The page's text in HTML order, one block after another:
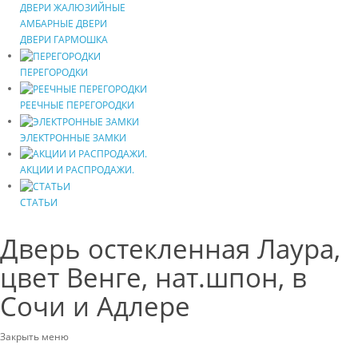
ДВЕРИ ЖАЛЮЗИЙНЫЕ
АМБАРНЫЕ ДВЕРИ
ДВЕРИ ГАРМОШКА
ПЕРЕГОРОДКИ
РЕЕЧНЫЕ ПЕРЕГОРОДКИ
ЭЛЕКТРОННЫЕ ЗАМКИ
АКЦИИ И РАСПРОДАЖИ.
СТАТЬИ
Дверь остекленная Лаура,
цвет Венге, нат.шпон, в
Сочи и Адлере
Закрыть меню